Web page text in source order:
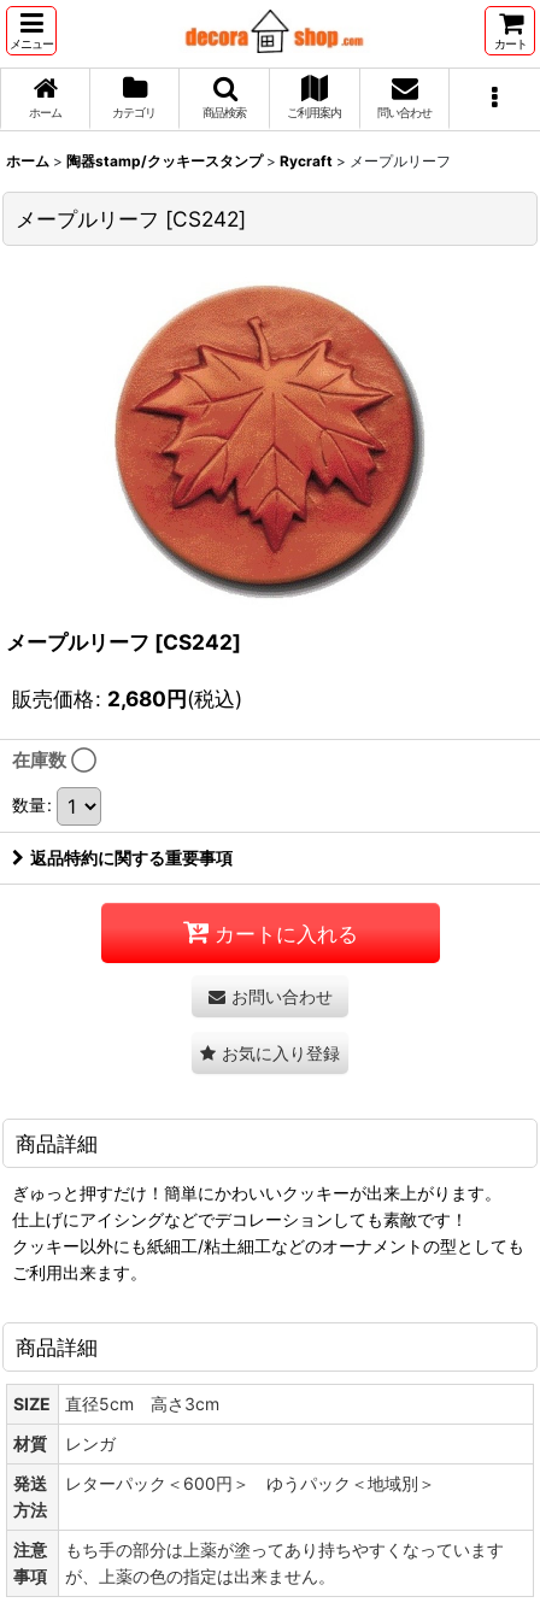
メニュー カート
ホーム カテゴリ 商品検索 ご利用案内 問い合わせ
ホーム > 陶器stamp/クッキースタンプ > Rycraft > メープルリーフ
メープルリーフ [CS242]
メープルリーフ [CS242]
販売価格: 2,680円(税込)
在庫数 ◯
数量:
返品特約に関する重要事項
カートに入れる
お問い合わせ
お気に入り登録
商品詳細
ぎゅっと押すだけ！簡単にかわいいクッキーが出来上がります。
仕上げにアイシングなどでデコレーションしても素敵です！
クッキー以外にも紙細工/粘土細工などのオーナメントの型としても
ご利用出来ます。
商品詳細
SIZE
直径5cm 高さ3cm
材質
レンガ
発送
方法
レターパック＜600円＞ ゆうパック＜地域別＞
注意
事項
もち手の部分は上薬が塗ってあり持ちやすくなっています
が、上薬の色の指定は出来ません。